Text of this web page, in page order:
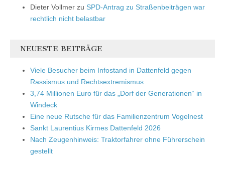
Dieter Vollmer zu SPD-Antrag zu Straßenbeiträgen war
rechtlich nicht belastbar
NEUESTE BEITRÄGE
Viele Besucher beim Infostand in Dattenfeld gegen
Rassismus und Rechtsextremismus
3,74 Millionen Euro für das „Dorf der Generationen“ in
Windeck
Eine neue Rutsche für das Familienzentrum Vogelnest
Sankt Laurentius Kirmes Dattenfeld 2026
Nach Zeugenhinweis: Traktorfahrer ohne Führerschein
gestellt